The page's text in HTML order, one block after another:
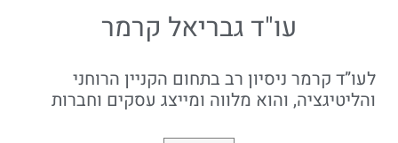
עו"ד גבריאל קרמר
לעו”ד קרמר ניסיון רב בתחום הקניין הרוחני
והליטיגציה, והוא מלווה ומייצג עסקים וחברות